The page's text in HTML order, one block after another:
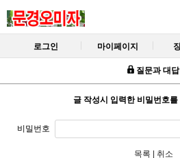
로그인 마이페이지
질문과 대답
글 작성시 입력한 비밀번호
비밀번호
목록 취소